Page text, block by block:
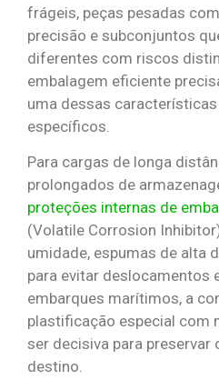
frágeis, peças pesadas
precisão e subconjuntos
diferentes com riscos
embalagem eficiente
uma dessas
específicos.
Para cargas de longa
prolongados de
proteções internas de
(Volatile Corrosion
umidade, espumas de alta
para evitar deslocamentos
embarques marítimos, a
plastificação especial com
ser decisiva para preservar
destino.